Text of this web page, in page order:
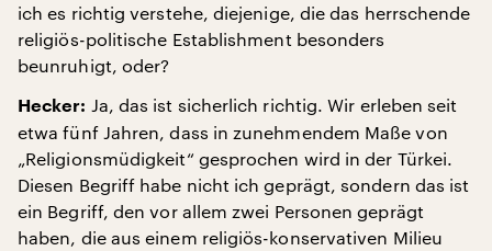
ich es richtig verstehe, diejenige, die das herrschende
religiös-politische Establishment besonders
beunruhigt, oder?
Hecker: Ja, das ist sicherlich richtig. Wir erleben seit
etwa fünf Jahren, dass in zunehmendem Maße von
„Religionsmüdigkeit“ gesprochen wird in der Türkei.
Diesen Begriff habe nicht ich geprägt, sondern das ist
ein Begriff, den vor allem zwei Personen geprägt
haben, die aus einem religiös-konservativen Milieu